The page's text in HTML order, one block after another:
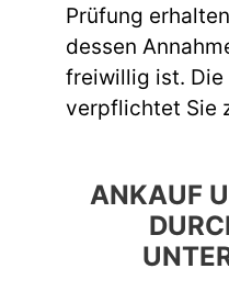
Prüfung
dessen
freiwillig ist. Die
verpflichtet Sie
ANKAUF